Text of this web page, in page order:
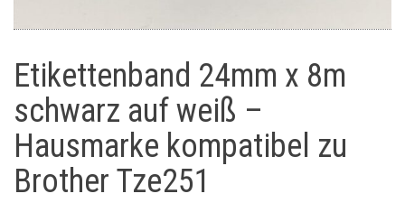
Etikettenband 24mm x 8m
schwarz auf weiß –
Hausmarke kompatibel zu
Brother Tze251